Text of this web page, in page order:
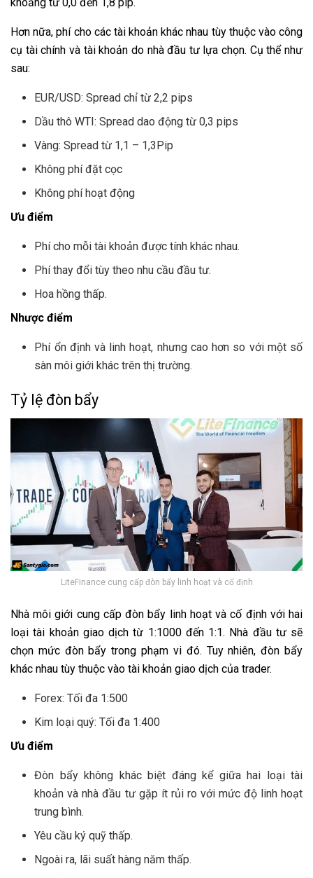
Hơn nữa, phí cho các tài khoản khác nhau tùy thuộc vào công
cụ tài chính và tài khoản do nhà đầu tư lựa chọn. Cụ thể như
sau:
EUR/USD: Spread chỉ từ 2,2 pips
Dầu thô WTI: Spread dao động từ 0,3 pips
Vàng: Spread từ 1,1 – 1,3Pip
Không phí đặt cọc
Không phí hoạt động
Ưu điểm
Phí cho mỗi tài khoản được tính khác nhau.
Phí thay đổi tùy theo nhu cầu đầu tư.
Hoa hồng thấp.
Nhược điểm
Phí ổn định và linh hoạt, nhưng cao hơn so với một số
sàn môi giới khác trên thị trường.
Tỷ lệ đòn bẩy
LiteFinance cung cấp đòn bẩy linh hoạt và cố định
Nhà môi giới cung cấp đòn bẩy linh hoạt và cố định với hai
loại tài khoản giao dịch từ 1:1000 đến 1:1. Nhà đầu tư sẽ
chọn mức đòn bẩy trong phạm vi đó. Tuy nhiên, đòn bẩy
khác nhau tùy thuộc vào tài khoản giao dịch của trader.
Forex: Tối đa 1:500
Kim loại quý: Tối đa 1:400
Ưu điểm
Đòn bẩy không khác biệt đáng kể giữa hai loại tài
khoản và nhà đầu tư gặp ít rủi ro với mức độ linh hoạt
trung bình.
Yêu cầu ký quỹ thấp.
Ngoài ra, lãi suất hàng năm thấp.